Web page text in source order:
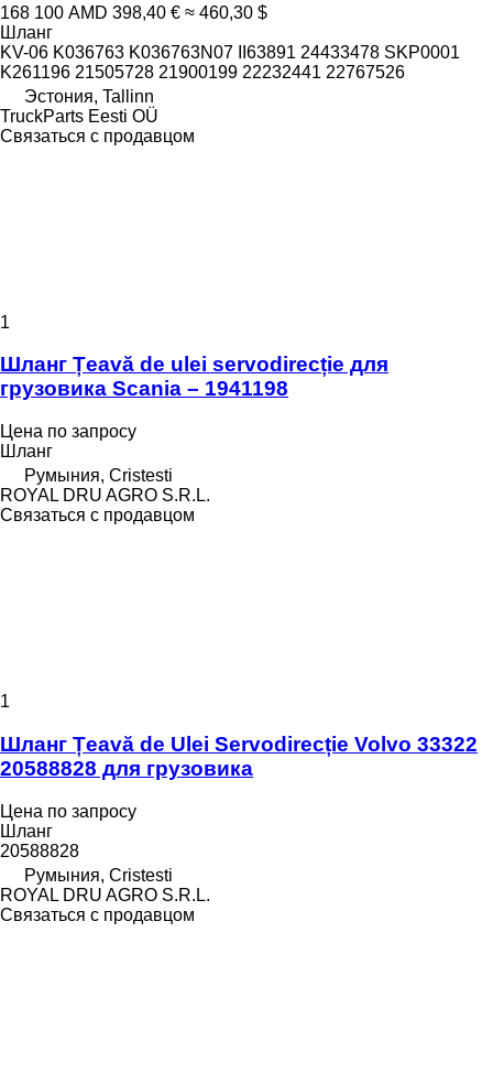
168 100 AMD 398,40 € ≈ 460,30 $
Шланг
KV-06 K036763 K036763N07 II63891 24433478 SKP0001
K261196 21505728 21900199 22232441 22767526
Эстония, Tallinn
TruckParts Eesti OÜ
Связаться с продавцом
1
Шланг Țeavă de ulei servodirecție для
грузовика Scania – 1941198
Цена по запросу
Шланг
Румыния, Cristesti
ROYAL DRU AGRO S.R.L.
Связаться с продавцом
1
Шланг Țeavă de Ulei Servodirecție Volvo 33322
20588828 для грузовика
Цена по запросу
Шланг
20588828
Румыния, Cristesti
ROYAL DRU AGRO S.R.L.
Связаться с продавцом